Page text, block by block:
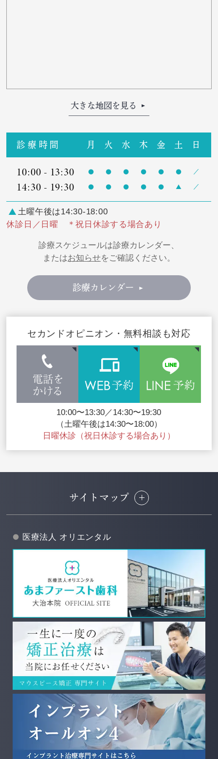
大きな地図を見る
診療時間 月 火 水 木 金 土 日
10:00 - 13:30
14:30 - 19:30
土曜午後は14:30-18:00
休診日／日曜 ＊祝日休診する場合あり
診療スケジュールは診療カレンダー、
またはお知らせをご確認ください。
診療カレンダー
セカンドオピニオン・無料相談も対応
10:00〜13:30／14:30〜19:30
（土曜午後は14:30〜18:00）
日曜休診（祝日休診する場合あり）
サイトマップ
医療法人 オリエンタル